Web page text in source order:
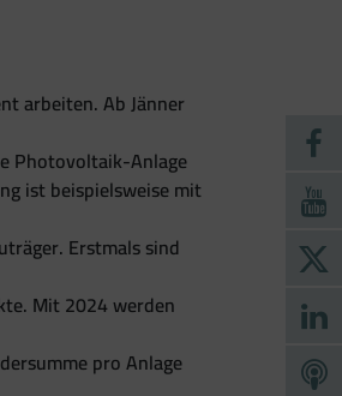
arbeiten. Ab Jänner
Photovoltaik-Anlage
ist beispielsweise mit
Erstmals sind
Mit 2024 werden
pro Anlage